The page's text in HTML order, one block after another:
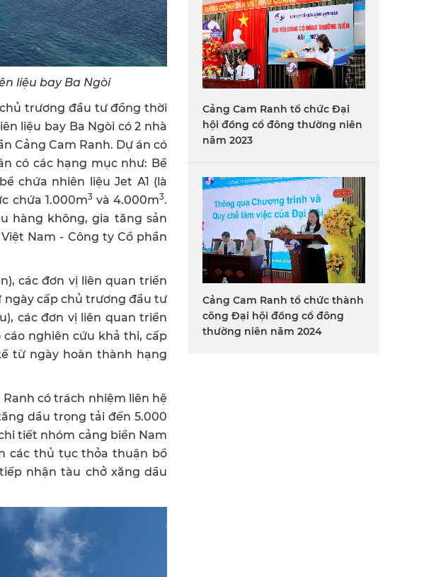
liệu bay Ba Ngòi
trương đầu tư đồng thời
liệu bay Ba Ngòi có 2 nhà
Cảng Cam Ranh. Dự án có
có các hạng mục như: Bể
chứa nhiên liệu Jet A1 (là
chứa 1.000m3và 4.000m3.
hàng không, gia tăng sản
Nam - Công ty Cổ phần
các đơn vị liên quan triển
ngày cấp chủ trương đầu tư
các đơn vị liên quan triển
nghiên cứu khả thi, cấp
từ ngày hoàn thành hạng
Ranh có trách nhiệm liên hệ
dầu trọng tải đến 5.000
tiết nhóm cảng biển Nam
các thủ tục thỏa thuận bổ
nhận tàu chở xăng dầu
Cảng Cam Ranh tổ chức Đại
hội đồng cổ đông thường niên
năm 2023
Cảng Cam Ranh tổ chức thành
công Đại hội đồng cổ đông
thường niên năm 2024